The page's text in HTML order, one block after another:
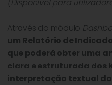
(Disponível para
Através do módulo
um Relatório de
que poderá obter uma
clara e estruturada dos
interpretação textual